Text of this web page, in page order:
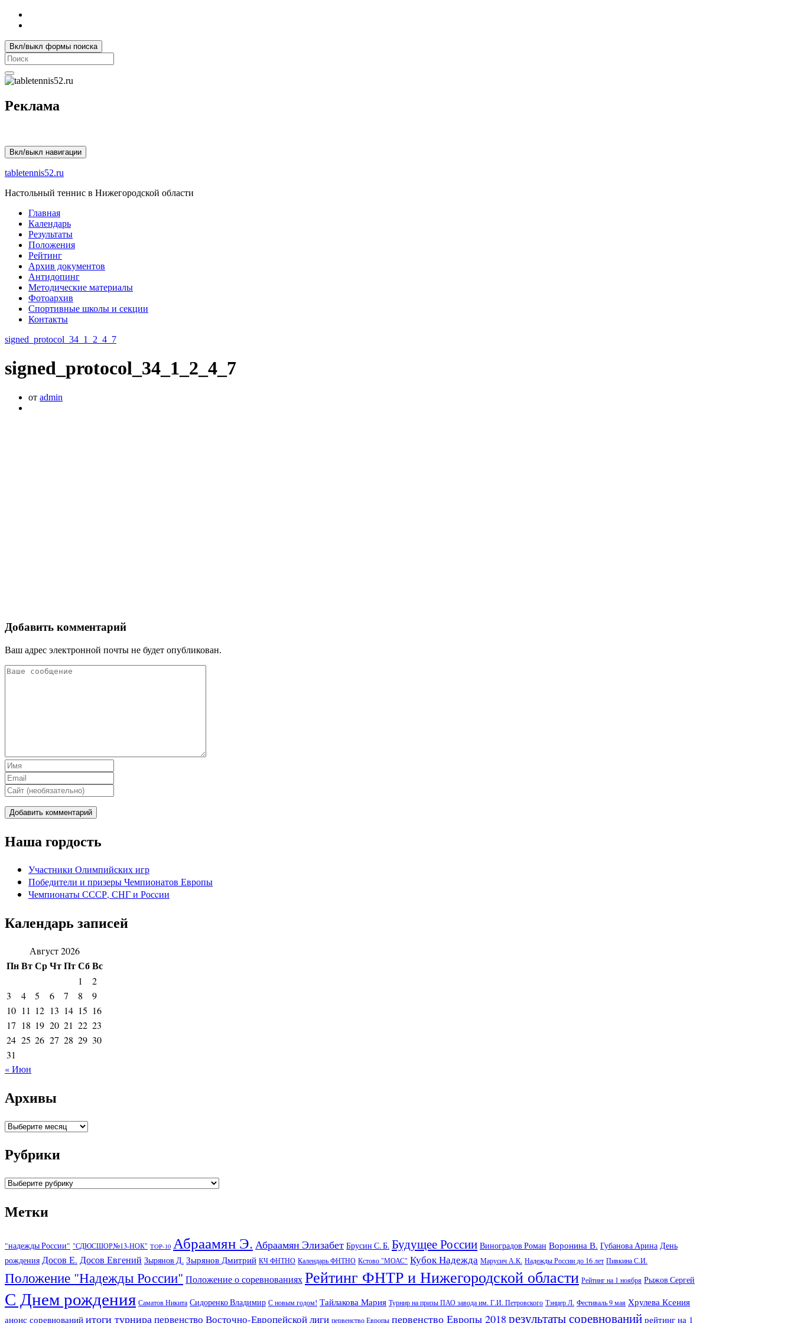
Вкл/выкл формы поиска
Search
for:
Реклама
Вкл/выкл навигации
tabletennis52.ru
Настольный теннис в Нижегородской области
Главная
Календарь
Результаты
Положения
Рейтинг
Архив документов
Антидопинг
Методические материалы
Фотоархив
Спортивные школы и секции
Контакты
signed_protocol_34_1_2_4_7
signed_protocol_34_1_2_4_7
от admin
Добавить комментарий
Ваш адрес электронной почты не будет опубликован.
Наша гордость
Участники Олимпийских игр
Победители и призеры Чемпионатов Европы
Чемпионаты СССР, СНГ и Росcии
Календарь записей
Август 2026
ПнВтСрЧтПтСбВс
1
2
3
4 5 6 7 8
9
10 11 12 13 14 15 16
17 18 19 20 21 22 23
24 25 26 27 28 29 30
31
« Июн
Архивы
Архивы
Рубрики
Рубрики
Метки
"надежды России" "СДЮСШОР№13-НОК" TOP-10 Абраамян Э. Абраамян Элизабет Брусин С. Б. Будущее России Виноградов Роман Воронина В. Губанова Арина День
рождения Досов Е. Досов Евгений Зырянов Д. Зырянов Дмитрий КЧ ФНТНО Календарь ФНТНО Кстово "МОАС" Кубок Надежда Марусич А.К. Надежды России до 16 лет Пивкина С.И.
Положение "Надежды России" Положение о соревнованияхРейтинг ФНТР и Нижегородской области Рейтинг на 1 ноября Рыжов Сергей
С Днем рождения Саматов Никита Сидоренко Владимир С новым годом! Тайлакова Мария Турнир на призы ПАО завода им. Г.И. Петровского Тэнцер Л. Фестиваль 9 мая Хрулева Ксения
анонс соревнований итоги турнирапервенство Восточно-Европейской лиги первенство Европы первенство Европы 2018 результаты соревнований рейтинг на 1